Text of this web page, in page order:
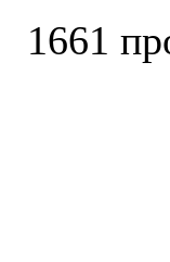
1661